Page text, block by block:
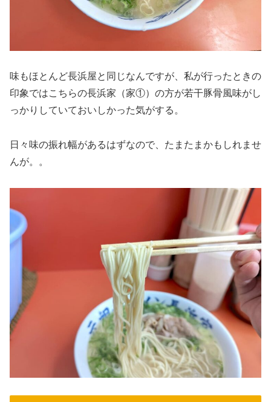
味もほとんど長浜屋と同じなんですが、私が行ったときの
印象ではこちらの長浜家（家①）の方が若干豚骨風味がし
っかりしていておいしかった気がする。
日々味の振れ幅があるはずなので、たまたまかもしれませ
んが。。